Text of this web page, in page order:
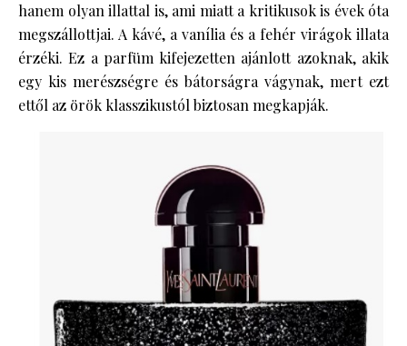
hanem olyan illattal is, ami miatt a kritikusok is évek óta
megszállottjai. A kávé, a vanília és a fehér virágok illata
érzéki. Ez a parfüm kifejezetten ajánlott azoknak, akik
egy kis merészségre és bátorságra vágynak, mert ezt
ettől az örök klasszikustól biztosan megkapják.